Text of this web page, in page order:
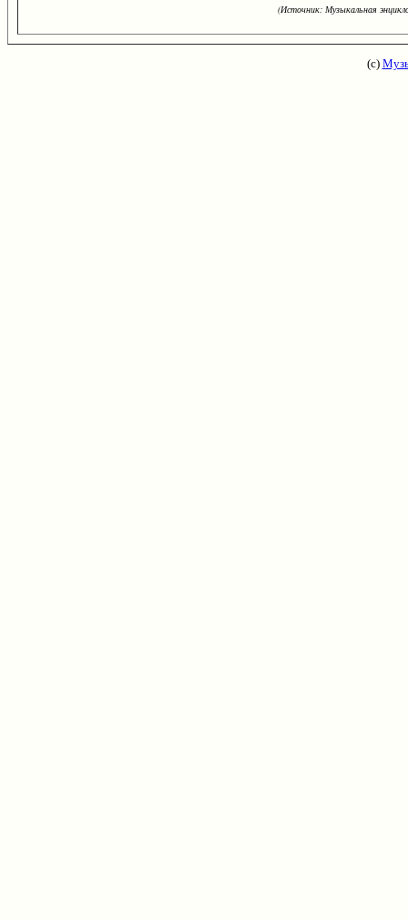
(Источник: Музыкальная
(с)